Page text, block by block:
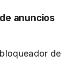
anuncios
de